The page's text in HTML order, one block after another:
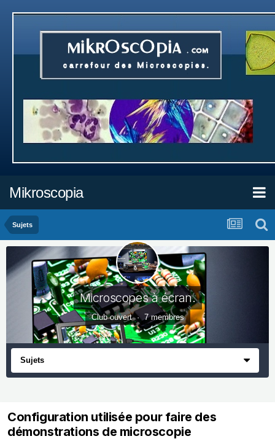
Mikroscopia
Sujets
Microscopes à écran.
Club ouvert · 7 membres
Sujets
Configuration utilisée pour faire des
démonstrations de microscopie